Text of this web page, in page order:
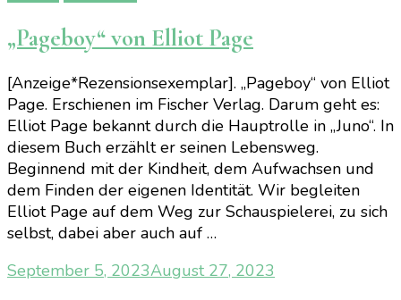
„Pageboy“ von Elliot Page
[Anzeige*Rezensionsexemplar]. „Pageboy“ von Elliot
Page. Erschienen im Fischer Verlag. Darum geht es:
Elliot Page bekannt durch die Hauptrolle in „Juno“. In
diesem Buch erzählt er seinen Lebensweg.
Beginnend mit der Kindheit, dem Aufwachsen und
dem Finden der eigenen Identität. Wir begleiten
Elliot Page auf dem Weg zur Schauspielerei, zu sich
selbst, dabei aber auch auf …
September 5, 2023August 27, 2023